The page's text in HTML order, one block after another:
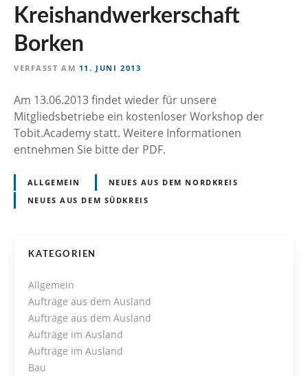
Kreishandwerkerschaft
Borken
VERFASST AM 11. JUNI 2013
Am 13.06.2013 findet wieder für unsere
Mitgliedsbetriebe ein kostenloser Workshop der
Tobit.Academy statt. Weitere Informationen
entnehmen Sie bitte der PDF.
ALLGEMEIN
NEUES AUS DEM NORDKREIS
NEUES AUS DEM SÜDKREIS
KATEGORIEN
Allgemein
Aufträge aus dem Ausland
Aufträge aus dem Ausland
Aufträge im Ausland
Aufträge im Ausland
Bau